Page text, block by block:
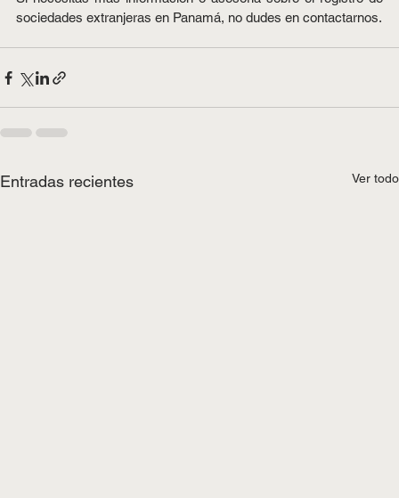
sociedades extranjeras en Panamá, no dudes en contactarnos.
Entradas recientes Ver todo